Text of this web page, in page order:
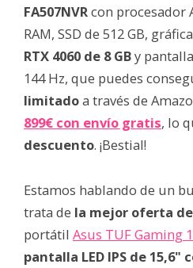
FA507NVRcon procesador
RAM, SSD de 512 GB,
RTX 4060 de 8 GBy
144 Hz, que puedes
limitadoa través de
899€ con envío gratis, lo
descuento. ¡Bestial!
Estamos hablando de un
trata de la mejor oferta
portátil Asus TUF Gaming
pantalla LED IPS de 15,6"